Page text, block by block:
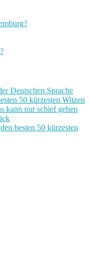
Deutschen Sprache
50 kürzesten Witzen
kann nur schief gehen
besten 50 kürzesten